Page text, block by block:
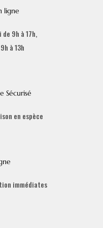
ligne
9h à 17h,
à 13h
Sécurisé
en espèce
immédiates